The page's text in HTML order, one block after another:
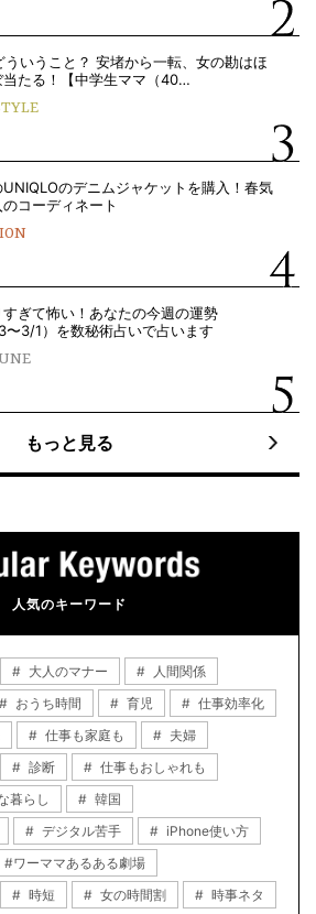
ういうこと？ 安堵から一転、女の勘はほ
当たる！【中学生ママ（40…
のデニムジャケットを購入！春気
コーディネート
すぎて怖い！あなたの今週の運勢
〜3/1）を数秘術占いで占います
もっと見る
人気のキーワード
大人のマナー
人間関係
おうち時間 育児
仕事効率化
仕事も家庭も
夫婦
診断
仕事もおしゃれも
暮らし
韓国
デジタル苦手
iPhone使い方
#ワーママあるある劇場
時短 女の時間割
時事ネタ